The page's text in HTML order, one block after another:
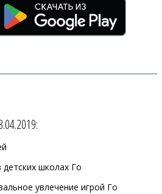
школах Го
увлечение игрой Го